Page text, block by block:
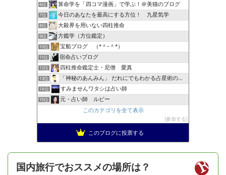
6位 算命学を「四コマ漫画」で学ぶ！＠美猫のブログ
7位 今日のあなたを最高にする方位！ 九星気学
8位 大殺界を用いない四柱推命
9位 方鑑学（方位鑑定）
10位 宝船ブログ （*＾-＾*）
11位 宿命占いブログ
12位 四柱推命鑑定士・尼僧 愛真
13位 「神秘のあんみん」 だれにでもわかる占星術の極意『サビアン…
14位 すみませんワタシは占い師
15位
元・占い師 ルビー
このカテゴリを全て表示
参加する
このブログに投票する